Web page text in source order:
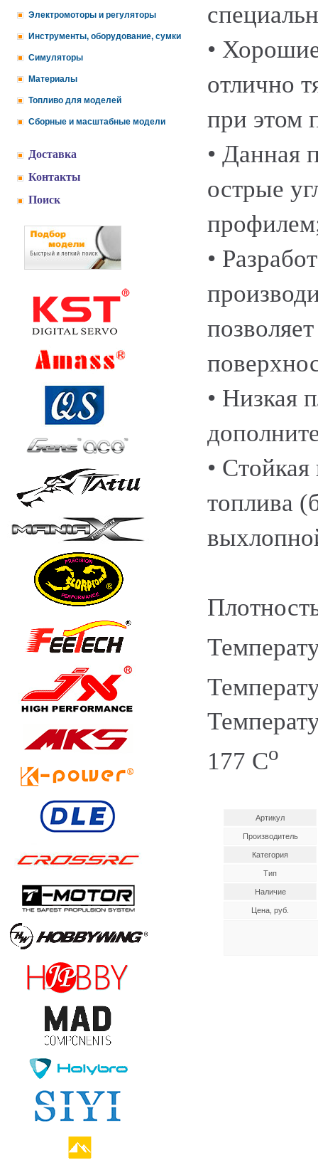
Электромоторы и регуляторы
Инструменты, оборудование, сумки
Симуляторы
Материалы
Топливо для моделей
Сборные и масштабные модели
Доставка
Контакты
Поиск
•
отлично
при этом
• Данная
острые
•
• Низкая
•
топлива
177 Co
Артикул
Производитель
Категория
Тип
Наличие
Цена, руб.